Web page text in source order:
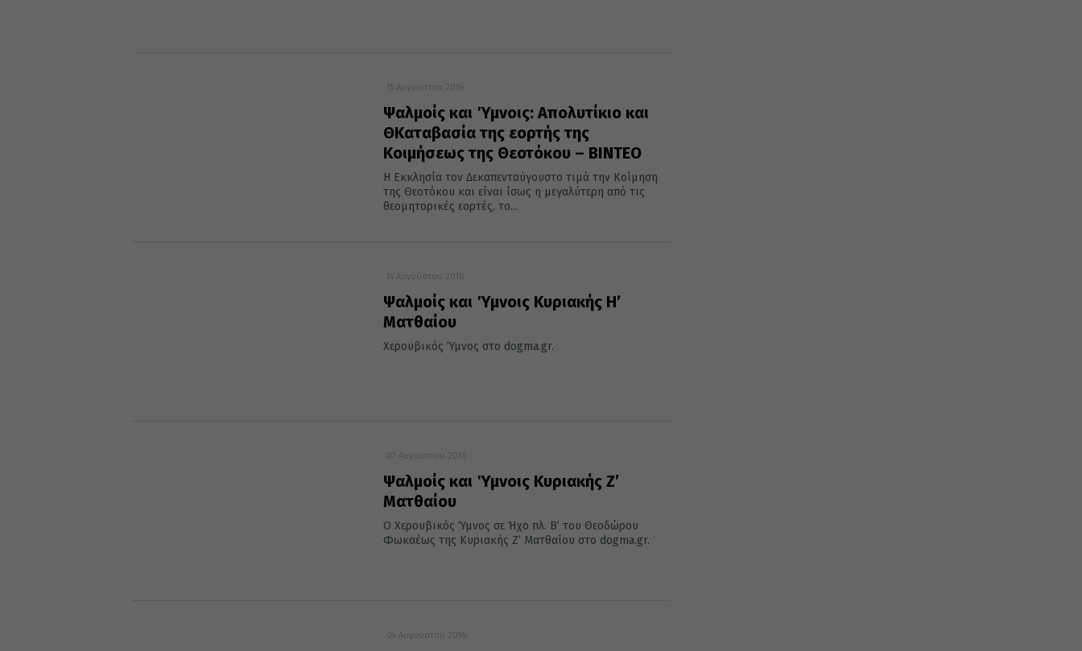
15 Αυγούστου 2016
Ψαλμοίς και Ύμνοις: Απολυτίκιο και
Θ΄Καταβασία της εορτής της
Κοιμήσεως της Θεοτόκου – ΒΙΝΤΕΟ
Η Εκκλησία τον Δεκαπενταύγουστο τιμά την Κοίμηση
της Θεοτόκου και είναι ίσως η μεγαλύτερη από τις
θεομητορικές εορτές, το...
14 Αυγούστου 2016
Ψαλμοίς και Ύμνοις Κυριακής Η’
Ματθαίου
Χερουβικός Ύμνος στο dogma.gr.
07 Αυγούστου 2016
Ψαλμοίς και Ύμνοις Κυριακής Z’
Ματθαίου
Ο Χερουβικός Ύμνος σε Ήχο πλ. Β’ του Θεοδώρου
Φωκαέως της Κυριακής Ζ’ Ματθαίου στο dogma.gr.
04 Αυγούστου 2016